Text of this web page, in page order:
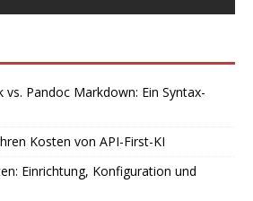
Pandoc Markdown: Ein Syntax-
Kosten von API-First-KI
Einrichtung, Konfiguration und